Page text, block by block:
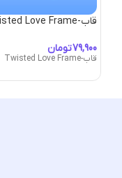
قاب-Twisted Love Frame
تومان
قاب-Twisted Love Frame